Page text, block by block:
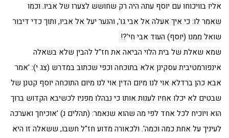
אליו בוויכוחו עם יוסף עתה היה רק שחושש לצערו של אביו. וכמו
שאמר לו: כי איך אעלה אל אבי גו', והנער יעל אל אביו, ותוך כדי דיבור
שואל ממנו (יוסף) העוד אבי חי'?!
שמא שאלת של בית הלוי הביאה את חז"ל להבין שלא בשאלה
אינפורמטיבית עסקינן אלא בתוכחה וכפי שכתוב במדרש (צג י): 'אמר
אבא כהן ברדלא אוי לנו מיום הדין אוי לנו מיום התוכחה יוסף קטנן של
שבטים לא יכלו אחיו לענות אותו כי נבהלו מפניו לכשיבא הקדוש ברוך
הוא ויוכיח לכל אחד לפי מה שהוא שנאמר: (תהלים נ) 'אוכיחך ואערכה
לעיניך על אחת כמה וכמה'. ולכאורה מדוע חז"ל חשבו, ששאלה זו היא